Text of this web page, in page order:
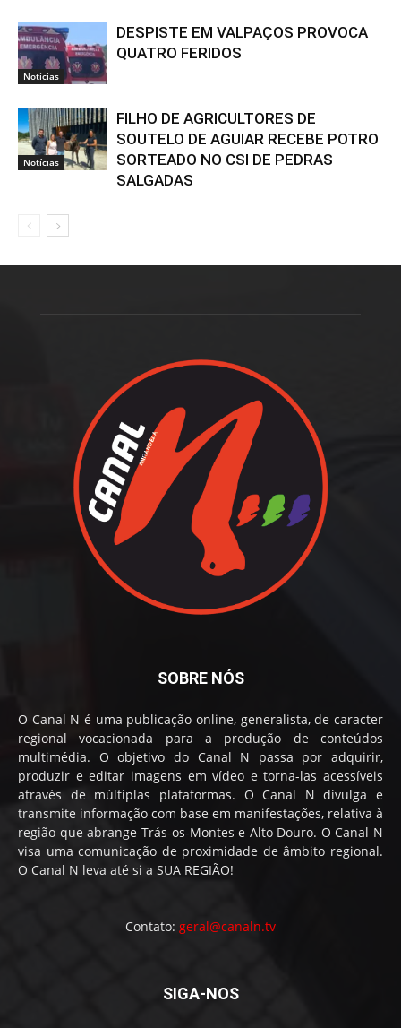
Notícias
DESPISTE EM VALPAÇOS PROVOCA
QUATRO FERIDOS
Notícias
FILHO DE AGRICULTORES DE
SOUTELO DE AGUIAR RECEBE POTRO
SORTEADO NO CSI DE PEDRAS
SALGADAS
SOBRE NÓS
O Canal N é uma publicação online, generalista, de caracter
regional vocacionada para a produção de conteúdos
multimédia. O objetivo do Canal N passa por adquirir,
produzir e editar imagens em vídeo e torna-las acessíveis
através de múltiplas plataformas. O Canal N divulga e
transmite informação com base em manifestações, relativa à
região que abrange Trás-os-Montes e Alto Douro. O Canal N
visa uma comunicação de proximidade de âmbito regional.
O Canal N leva até si a SUA REGIÃO!
Contato: geral@canaln.tv
SIGA-NOS